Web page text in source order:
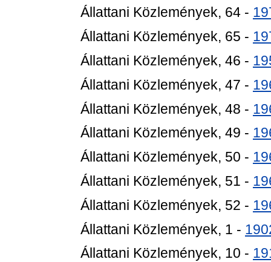
Állattani Közlemények, 64 -
Állattani Közlemények, 65 -
Állattani Közlemények, 46 -
Állattani Közlemények, 47 -
Állattani Közlemények, 48 -
Állattani Közlemények, 49 -
Állattani Közlemények, 50 -
Állattani Közlemények, 51 -
Állattani Közlemények, 52 -
Állattani Közlemények, 1 -
Állattani Közlemények, 10 -